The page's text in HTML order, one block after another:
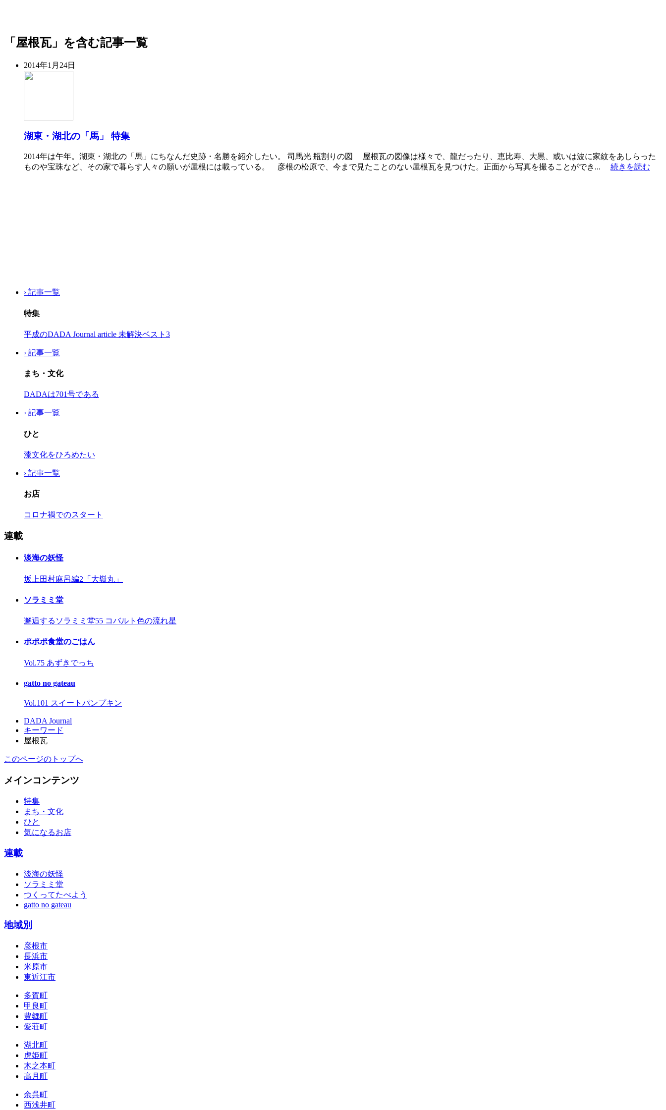
「屋根瓦」を含む記事一覧
2014年1月24日
湖東・湖北の「馬」 特集
2014年は午年。湖東・湖北の「馬」にちなんだ史跡・名勝を紹介したい。 司馬光 瓶割りの図 屋根瓦の図像は様々で、龍だったり、恵比寿、大黒、或いは波に家紋をあしらった
ものや宝珠など、その家で暮らす人々の願いが屋根には載っている。 彦根の松原で、今まで見たことのない屋根瓦を見つけた。正面から写真を撮ることができ... 続きを読む
› 記事一覧
特集
平成のDADA Journal article 未解決ベスト3
› 記事一覧
まち・文化
DADAは701号である
› 記事一覧
ひと
漆文化をひろめたい
› 記事一覧
お店
コロナ禍でのスタート
連載
淡海の妖怪
坂上田村麻呂編2「大嶽丸」
ソラミミ堂
邂逅するソラミミ堂55 コバルト色の流れ星
ポポポ食堂のごはん
Vol.75 あずきでっち
gatto no gateau
Vol.101 スイートパンプキン
DADA Journal
キーワード
屋根瓦
このページのトップへ
メインコンテンツ
特集
まち・文化
ひと
気になるお店
連載
淡海の妖怪
ソラミミ堂
つくってたべよう
gatto no gateau
地域別
彦根市
長浜市
米原市
東近江市
多賀町
甲良町
豊郷町
愛荘町
湖北町
虎姫町
木之本町
高月町
余呉町
西浅井町